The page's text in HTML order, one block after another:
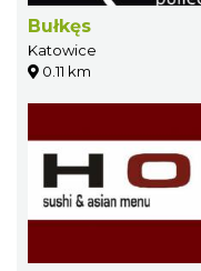
Bułkęs
Katowice
0.11 km